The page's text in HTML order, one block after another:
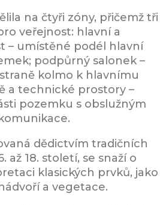
na čtyři zóny, přičemž tři
veřejnost: hlavní a
– umístěné podél hlavní
podpůrný salonek –
kolmo k hlavnímu
a technické prostory –
pozemku s obslužným
dědictvím tradičních
až 18. století, se snaží o
klasických prvků, jako
a vegetace.